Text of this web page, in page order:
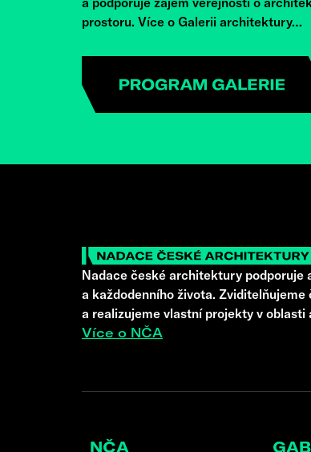
prostoru. Více o Galerii architektury…
Nadace české architektury
a každodenního života.
a realizujeme vlastní projekty v oblasti
Více o NČA
NČA GAB